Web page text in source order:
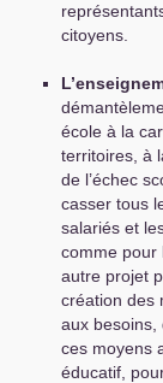
citoyens.
école à la
territoires, à
de l’échec
casser tous
salariés et
comme pour
autre projet
création des
aux besoins,
ces moyens
éducatif,